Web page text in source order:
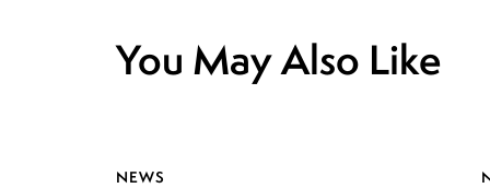
You May Also Like
NEWS